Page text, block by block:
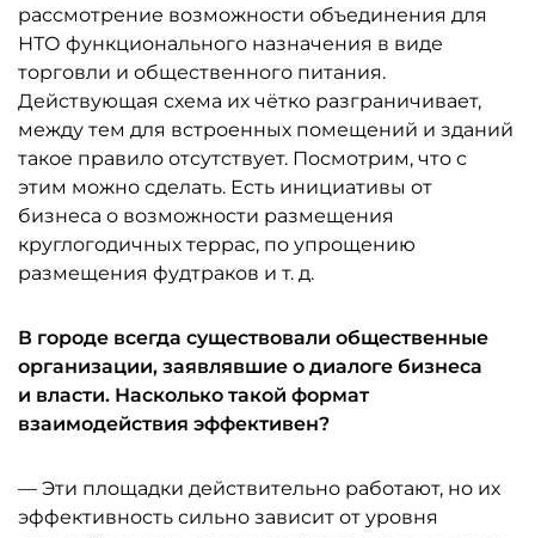
рассмотрение возможности объединения для
НТО функционального назначения в виде
торговли и общественного питания.
Действующая схема их чётко разграничивает,
между тем для встроенных помещений и зданий
такое правило отсутствует. Посмотрим, что с
этим можно сделать. Есть инициативы от
бизнеса о возможности размещения
круглогодичных террас, по упрощению
размещения фудтраков и т. д.
В городе всегда существовали общественные
организации, заявлявшие о диалоге бизнеса
и власти. Насколько такой формат
взаимодействия эффективен?
— Эти площадки действительно работают, но их
эффективность сильно зависит от уровня